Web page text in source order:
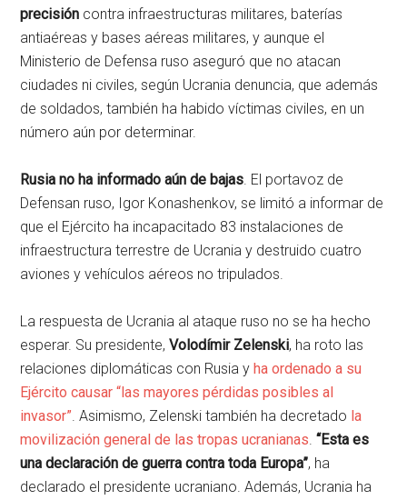
precisión contra infraestructuras militares, baterías
antiaéreas y bases aéreas militares, y aunque el
Ministerio de Defensa ruso aseguró que no atacan
ciudades ni civiles, según Ucrania denuncia, que además
de soldados, también ha habido víctimas civiles, en un
número aún por determinar.
Rusia no ha informado aún de bajas . El portavoz de
Defensan ruso, Igor Konashenkov, se limitó a informar de
que el Ejército ha incapacitado 83 instalaciones de
infraestructura terrestre de Ucrania y destruido cuatro
aviones y vehículos aéreos no tripulados.
La respuesta de Ucrania al ataque ruso no se ha hecho
esperar. Su presidente,Volodímir Zelenski, ha roto las
relaciones diplomáticas con Rusia yha ordenado a su
Ejército causar “las mayores pérdidas posibles al
invasor” . Asimismo, Zelenski también ha decretado la
movilización general de las tropas ucranianas .“Esta es
una declaración de guerra contra toda Europa”, ha
declarado el presidente ucraniano. Además, Ucrania ha